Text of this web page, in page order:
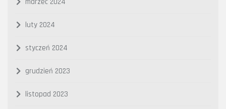
marzec 2024
luty 2024
styczeń 2024
grudzień 2023
listopad 2023